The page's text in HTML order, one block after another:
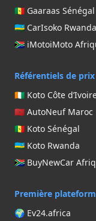
🇸🇳 Gaaraas Sénégal
🇷🇼 CarIsoko Rwanda
🇿🇦 iMotoiMoto
Référentiels de
🇨🇮 Koto Côte
🇲🇦 AutoNeuf Maroc
🇸🇳 Koto Sénégal
🇷🇼 Koto Rwanda
🇿🇦 BuyNewCar
Première
🌍 Ev24.africa